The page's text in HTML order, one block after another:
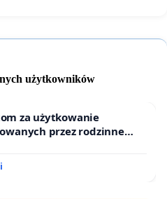
użytkowników
za użytkowanie
przez rodzinne